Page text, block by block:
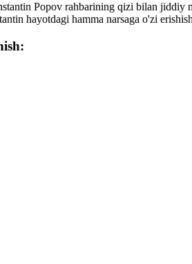
Popov rahbarining qizi bilan jiddiy
hayotdagi hamma narsaga o'zi